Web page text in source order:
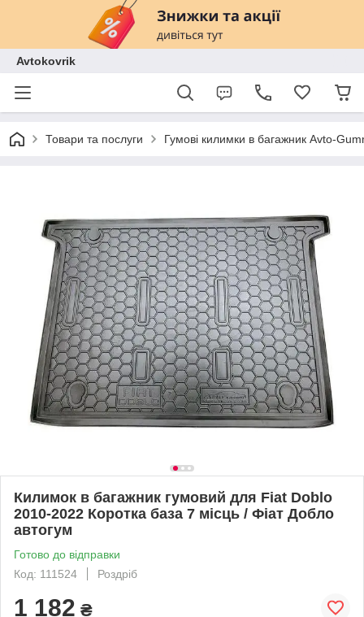
Avtokovrik
Товари та послуги Гумові килимки в багажник Avto-
Килимок в багажник гумовий для Fiat Doblo
2010-2022 Коротка база 7 місць / Фіат Добло
автогум
Готово до відправки
Код: 111524
Роздріб
1 182 ₴